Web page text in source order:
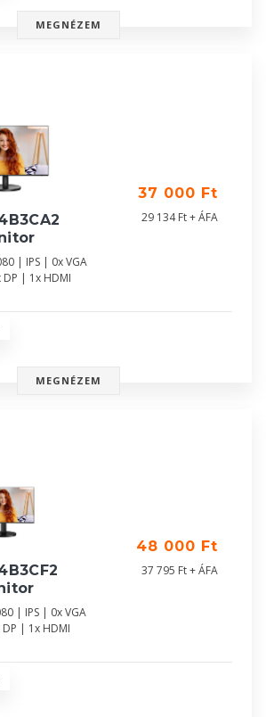
MEGNÉZEM
| IPS | 0x VGA
| 1x HDMI
37 000 Ft
29 134 Ft + ÁFA
MEGNÉZEM
| IPS | 0x VGA
| 1x HDMI
48 000 Ft
37 795 Ft + ÁFA